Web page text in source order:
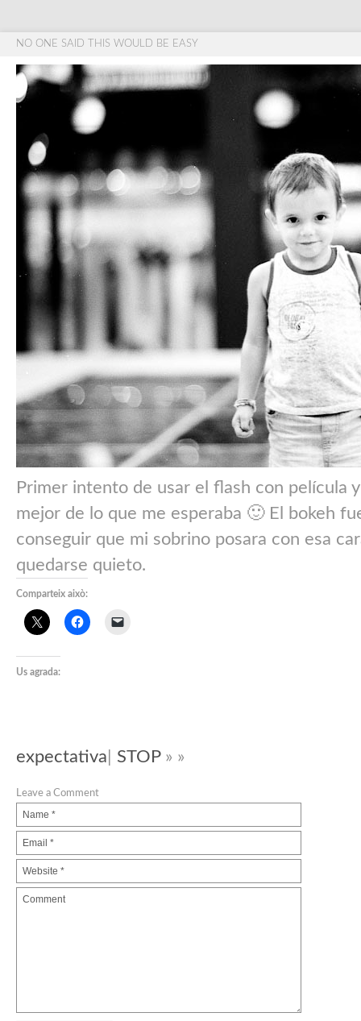
NO ONE SAID THIS WOULD BE EASY
Primer intento de usar el flash con película
mejor de lo que me esperaba 🙂 El bokeh
conseguir que mi sobrino posara con esa
quedarse quieto.
Comparteix això:
Us agrada:
expectativa STOP» »
Leave a Comment